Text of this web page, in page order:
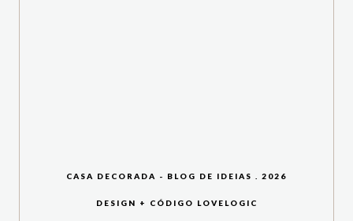
CASA DECORADA - BLOG DE IDEIAS 2026
DESIGN + CÓDIGO LOVELOGIC